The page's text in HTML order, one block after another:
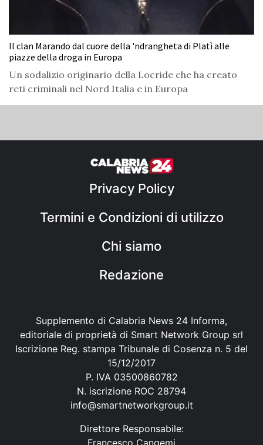
Il clan Marando dal cuore della 'ndrangheta di Platì alle
piazze della droga in Europa
Un sodalizio originario della Locride che ha creato
reti criminali nel Nord Italia e in Europa
Privacy Policy
Termini e Condizioni di utilizzo
Chi siamo
Redazione
Supplemento di Calabria News 24 Informa,
editoriale di proprietà di Smart Network Group srl
Iscrizione Reg. stampa Tribunale di Cosenza n. 5 del
15/12/2017
P. IVA 03500860782
N. iscrizione ROC 28794
info@smartnetworkgroup.it
Direttore Responsabile:
Francesco Cangemi